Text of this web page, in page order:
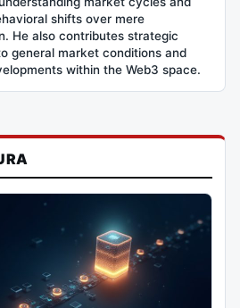
shifts over mere
He also contributes strategic
general market conditions and
within the Web3 space.